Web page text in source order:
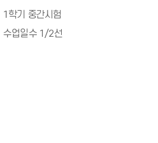
1학기 중간시험
수업일수 1/2선